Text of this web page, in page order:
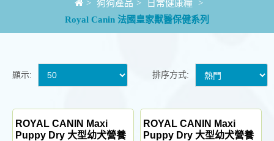
> 狗狗產品 > 日常健康糧
>
Royal Canin 法國皇家獸醫保健系列
排序方式:
顯示:
ROYAL CANIN Maxi
Puppy Dry 大型幼犬營養
ROYAL CANIN Maxi
Puppy Dry 大型幼犬營養